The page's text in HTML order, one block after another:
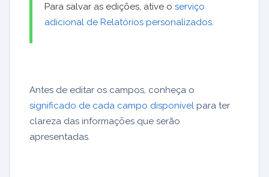
Para salvar as edições, ative o serviço
adicional de Relatórios personalizados
Antes de editar os campos, conheça o
significado de cada campo disponível para ter
clareza das informações que serão
apresentadas.